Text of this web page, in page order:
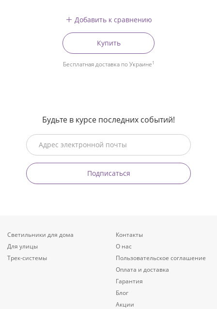
Добавить к сравнению
Купить
Бесплатная доставка по Украине1
Будьте в курсе последних событий!
Подписаться
Светильники для дома
Для улицы
Трек-системы
Контакты
О нас
Пользовательское соглашение
Оплата и доставка
Гарантия
Блог
Акции